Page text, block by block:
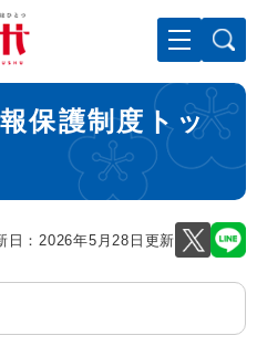
ばして本文へ
保護制度トッ
日：2026年5月28日更新